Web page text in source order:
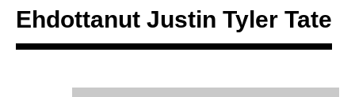
Ehdottanut Justin Tyler Tate